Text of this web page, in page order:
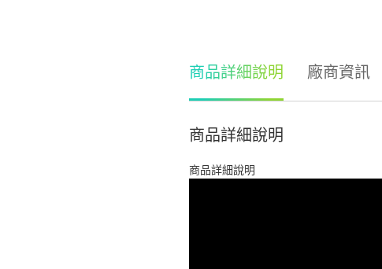
商品詳細說明 廠商資訊
商品詳細說明
商品詳細說明